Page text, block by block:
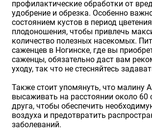
профилактические обработки от
удобрение и обрезка. Особенно
состоянием кустов в период
плодоношения, чтобы привлечь
количество полезных насекомых.
саженцев в Ногинске, где вы
саженцы, обязательно даст вам
уходу, так что не стесняйтесь
Также стоит упомянуть, что малину
высаживать на расстоянии около 60
друга, чтобы обеспечить
воздуха и предотвратить
заболеваний.